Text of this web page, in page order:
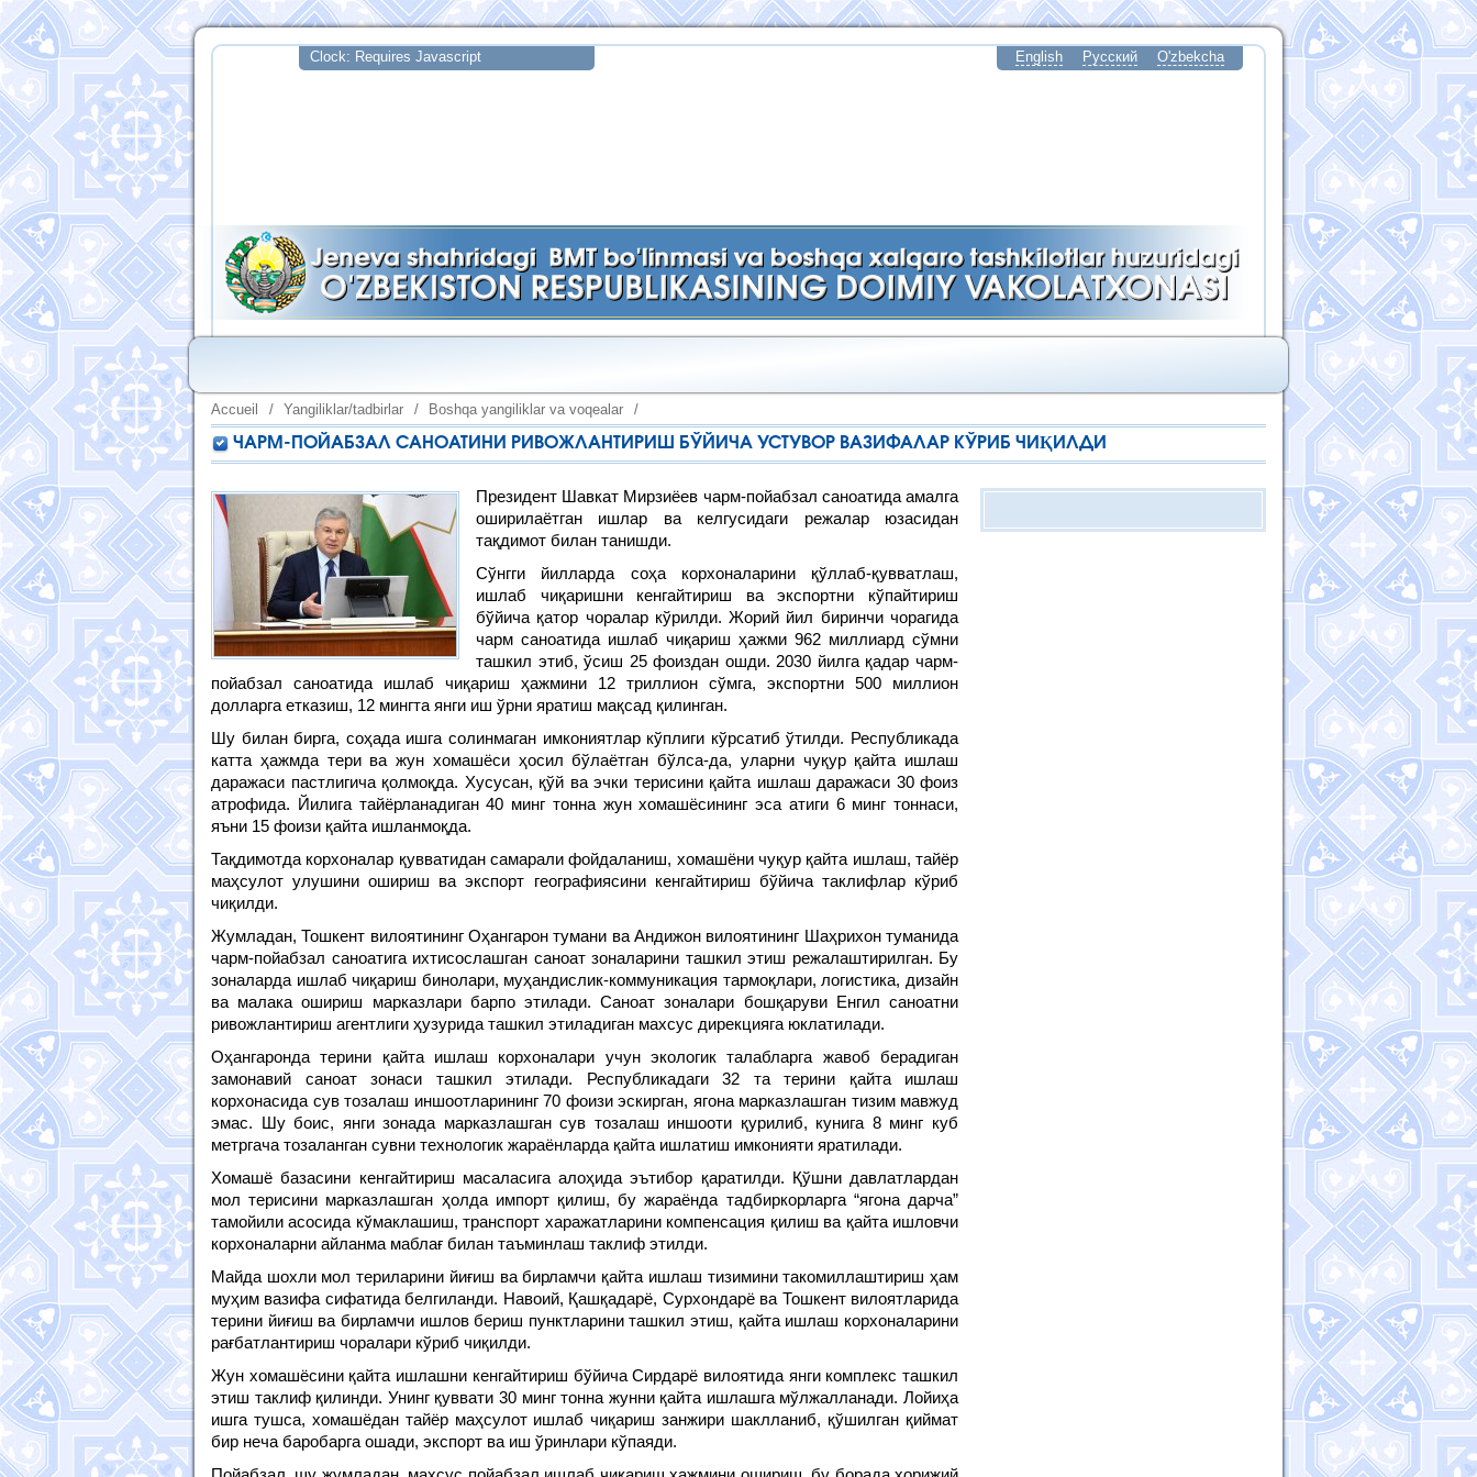
English Русский O'zbekcha
Accueil / Yangiliklar/tadbirlar / Boshqa yangiliklar va voqealar /
ЧАРМ-ПОЙАБЗАЛ САНОАТИНИ РИВОЖЛАНТИРИШ БЎЙИЧА УСТУВОР ВАЗИФАЛАР КЎРИБ ЧИҚИЛДИ
Президент Шавкат Мирзиёев чарм-пойабзал саноатида амалга
оширилаётган ишлар ва келгусидаги режалар юзасидан
тақдимот билан танишди.
Сўнгги йилларда соҳа корхоналарини қўллаб-қувватлаш,
ишлаб чиқаришни кенгайтириш ва экспортни кўпайтириш
бўйича қатор чоралар кўрилди. Жорий йил биринчи чорагида
чарм саноатида ишлаб чиқариш ҳажми 962 миллиард сўмни
ташкил этиб, ўсиш 25 фоиздан ошди. 2030 йилга қадар чарм-
пойабзал саноатида ишлаб чиқариш ҳажмини 12 триллион сўмга, экспортни 500 миллион
долларга етказиш, 12 мингта янги иш ўрни яратиш мақсад қилинган.
Шу билан бирга, соҳада ишга солинмаган имкониятлар кўплиги кўрсатиб ўтилди. Республикада
катта ҳажмда тери ва жун хомашёси ҳосил бўлаётган бўлса-да, уларни чуқур қайта ишлаш
даражаси пастлигича қолмоқда. Хусусан, қўй ва эчки терисини қайта ишлаш даражаси 30 фоиз
атрофида. Йилига тайёрланадиган 40 минг тонна жун хомашёсининг эса атиги 6 минг тоннаси,
яъни 15 фоизи қайта ишланмоқда.
Тақдимотда корхоналар қувватидан самарали фойдаланиш, хомашёни чуқур қайта ишлаш, тайёр
маҳсулот улушини ошириш ва экспорт географиясини кенгайтириш бўйича таклифлар кўриб
чиқилди.
Жумладан, Тошкент вилоятининг Оҳангарон тумани ва Андижон вилоятининг Шаҳрихон туманида
чарм-пойабзал саноатига ихтисослашган саноат зоналарини ташкил этиш режалаштирилган. Бу
зоналарда ишлаб чиқариш бинолари, муҳандислик-коммуникация тармоқлари, логистика, дизайн
ва малака ошириш марказлари барпо этилади. Саноат зоналари бошқаруви Енгил саноатни
ривожлантириш агентлиги ҳузурида ташкил этиладиган махсус дирекцияга юклатилади.
Оҳангаронда терини қайта ишлаш корхоналари учун экологик талабларга жавоб берадиган
замонавий саноат зонаси ташкил этилади. Республикадаги 32 та терини қайта ишлаш
корхонасида сув тозалаш иншоотларининг 70 фоизи эскирган, ягона марказлашган тизим мавжуд
эмас. Шу боис, янги зонада марказлашган сув тозалаш иншооти қурилиб, кунига 8 минг куб
метргача тозаланган сувни технологик жараёнларда қайта ишлатиш имконияти яратилади.
Хомашё базасини кенгайтириш масаласига алоҳида эътибор қаратилди. Қўшни давлатлардан
мол терисини марказлашган ҳолда импорт қилиш, бу жараёнда тадбиркорларга “ягона дарча”
тамойили асосида кўмаклашиш, транспорт харажатларини компенсация қилиш ва қайта ишловчи
корхоналарни айланма маблағ билан таъминлаш таклиф этилди.
Майда шохли мол териларини йиғиш ва бирламчи қайта ишлаш тизимини такомиллаштириш ҳам
муҳим вазифа сифатида белгиланди. Навоий, Қашқадарё, Сурхондарё ва Тошкент вилоятларида
терини йиғиш ва бирламчи ишлов бериш пунктларини ташкил этиш, қайта ишлаш корхоналарини
рағбатлантириш чоралари кўриб чиқилди.
Жун хомашёсини қайта ишлашни кенгайтириш бўйича Сирдарё вилоятида янги комплекс ташкил
этиш таклиф қилинди. Унинг қуввати 30 минг тонна жунни қайта ишлашга мўлжалланади. Лойиҳа
ишга тушса, хомашёдан тайёр маҳсулот ишлаб чиқариш занжири шаклланиб, қўшилган қиймат
бир неча баробарга ошади, экспорт ва иш ўринлари кўпаяди.